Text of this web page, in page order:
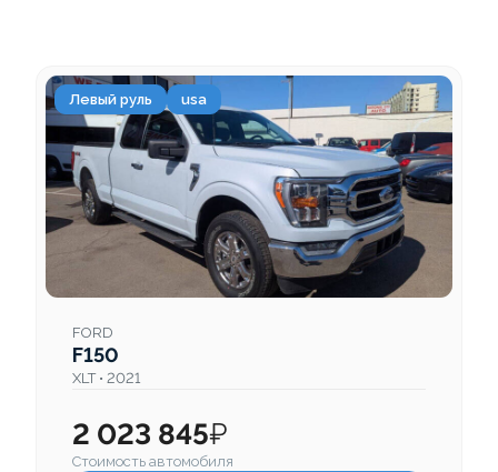
Левый руль usa
FORD
F150
XLT • 2021
2 023 845₽
Стоимость автомобиля